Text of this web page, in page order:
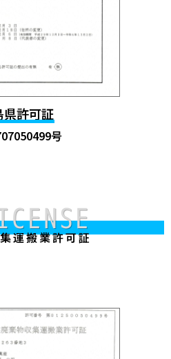
県許可証
号
運搬業許可証